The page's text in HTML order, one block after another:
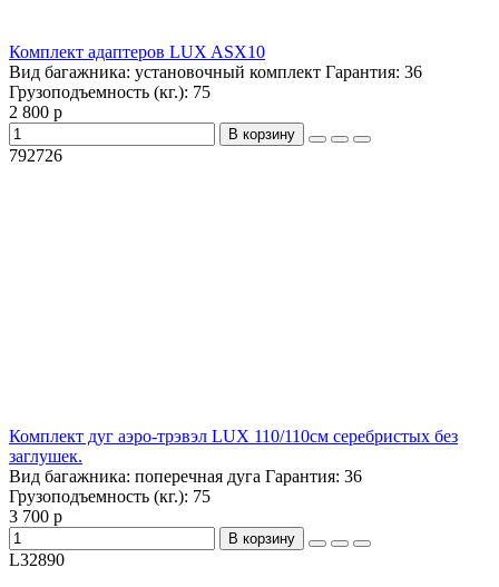
Комплект адаптеров LUX ASX10
Вид багажника: установочный комплект Гарантия: 36
Грузоподъемность (кг.): 75
2 800 р
В корзину
792726
Комплект дуг аэро-трэвэл LUX 110/110см серебристых без
заглушек.
Вид багажника: поперечная дуга Гарантия: 36
Грузоподъемность (кг.): 75
3 700 р
В корзину
L32890